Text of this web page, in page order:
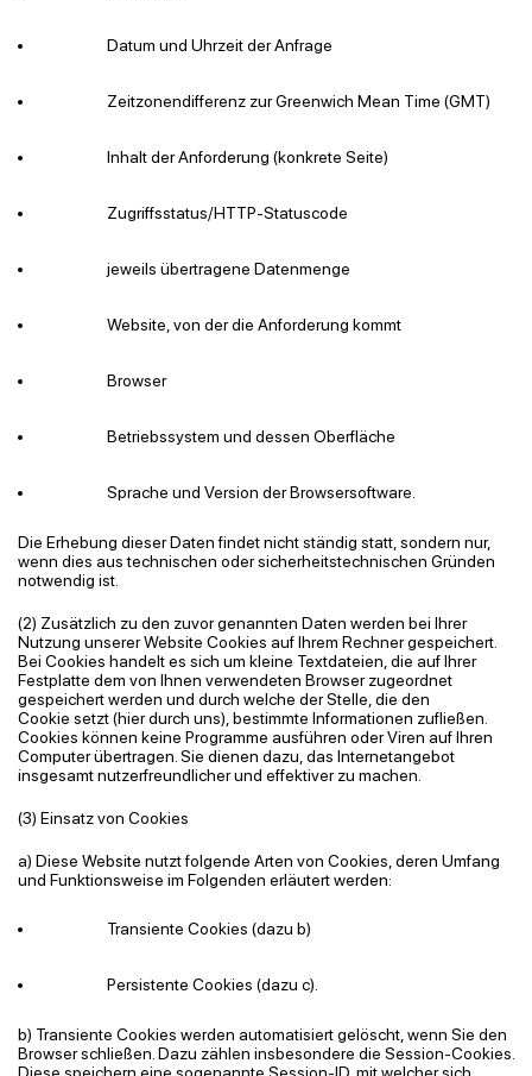
Datum und Uhrzeit der Anfrage
Zeitzonendifferenz zur Greenwich Mean Time (GMT)
Inhalt der Anforderung (konkrete Seite)
Zugriffsstatus/HTTP-Statuscode
jeweils übertragene Datenmenge
Website, von der die Anforderung kommt
Browser
Betriebssystem und dessen Oberfläche
Sprache und Version der Browsersoftware.
Die Erhebung dieser Daten findet nicht ständig statt, sondern nur,
wenn dies aus technischen oder sicherheitstechnischen Gründen
notwendig ist.
(2) Zusätzlich zu den zuvor genannten Daten werden bei Ihrer
Nutzung unserer Website Cookies auf Ihrem Rechner gespeichert.
Bei Cookies handelt es sich um kleine Textdateien, die auf Ihrer
Festplatte dem von Ihnen verwendeten Browser zugeordnet
gespeichert werden und durch welche der Stelle, die den
Cookie setzt (hier durch uns), bestimmte Informationen zufließen.
Cookies können keine Programme ausführen oder Viren auf Ihren
Computer übertragen. Sie dienen dazu, das Internetangebot
insgesamt nutzerfreundlicher und effektiver zu machen.
(3) Einsatz von Cookies
a) Diese Website nutzt folgende Arten von Cookies, deren Umfang
und Funktionsweise im Folgenden erläutert werden:
Transiente Cookies (dazu b)
Persistente Cookies (dazu c).
b) Transiente Cookies werden automatisiert gelöscht, wenn Sie den
Browser schließen. Dazu zählen insbesondere die Session-Cookies.